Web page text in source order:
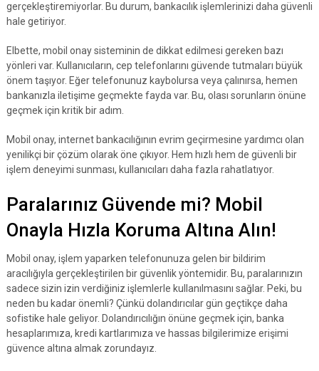
gerçekleştiremiyorlar. Bu durum, bankacılık işlemlerinizi daha güvenli
hale getiriyor.
Elbette, mobil onay sisteminin de dikkat edilmesi gereken bazı
yönleri var. Kullanıcıların, cep telefonlarını güvende tutmaları büyük
önem taşıyor. Eğer telefonunuz kaybolursa veya çalınırsa, hemen
bankanızla iletişime geçmekte fayda var. Bu, olası sorunların önüne
geçmek için kritik bir adım.
Mobil onay, internet bankacılığının evrim geçirmesine yardımcı olan
yenilikçi bir çözüm olarak öne çıkıyor. Hem hızlı hem de güvenli bir
işlem deneyimi sunması, kullanıcıları daha fazla rahatlatıyor.
Paralarınız Güvende mi? Mobil
Onayla Hızla Koruma Altına Alın!
Mobil onay, işlem yaparken telefonunuza gelen bir bildirim
aracılığıyla gerçekleştirilen bir güvenlik yöntemidir. Bu, paralarınızın
sadece sizin izin verdiğiniz işlemlerle kullanılmasını sağlar. Peki, bu
neden bu kadar önemli? Çünkü dolandırıcılar gün geçtikçe daha
sofistike hale geliyor. Dolandırıcılığın önüne geçmek için, banka
hesaplarımıza, kredi kartlarımıza ve hassas bilgilerimize erişimi
güvence altına almak zorundayız.